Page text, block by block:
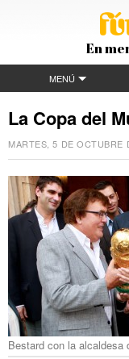
En
MENÚ
La Copa del
MARTES, 5 DE OCTUBRE
Bestard con la alcaldesa